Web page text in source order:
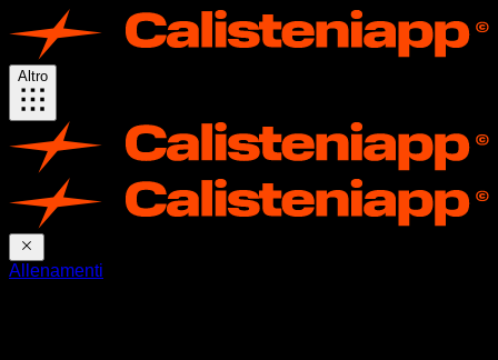
Altro
Allenamenti